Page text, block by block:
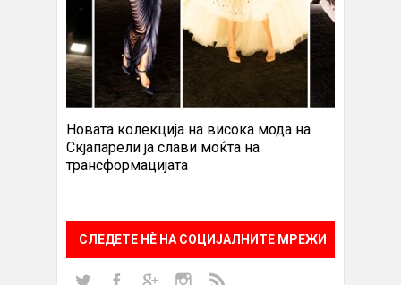
Новата колекција на висока мода на
Скјапарели ја слави моќта на
трансформацијата
СЛЕДЕТЕ НÈ НА СОЦИЈАЛНИТЕ МРЕЖИ